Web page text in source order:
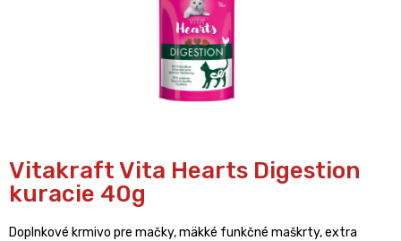
Vitakraft Vita Hearts Digestion
kuracie 40g
Doplnkové krmivo pre mačky, mäkké funkčné maškrty, extra